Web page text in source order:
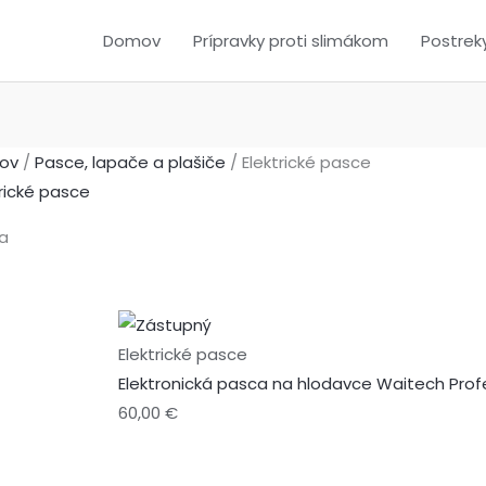
Domov Prípravky proti slimákom
/ Pasce, lapače a plašiče / Elektrické pasce
pasce
sa 14 výsledkov
Elektrické pasce
Elektronická pasca na hlodavce Waitech
60,00€